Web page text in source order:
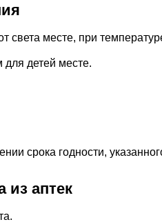
света месте, при
для детей месте.
срока годности,
из аптек